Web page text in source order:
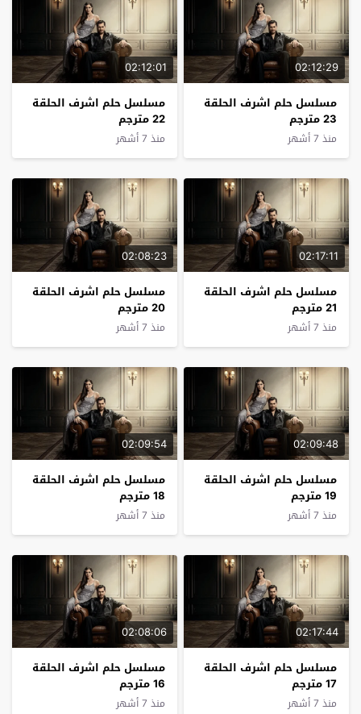
02:12:29
مسلسل حلم اشرف الحلقة
23 مترجم
منذ 7 أشهر
02:12:01
مسلسل حلم اشرف الحلقة
22 مترجم
منذ 7 أشهر
02:17:11
مسلسل حلم اشرف الحلقة
21 مترجم
منذ 7 أشهر
02:08:23
مسلسل حلم اشرف الحلقة
20 مترجم
منذ 7 أشهر
02:09:48
مسلسل حلم اشرف الحلقة
19 مترجم
منذ 7 أشهر
02:09:54
مسلسل حلم اشرف الحلقة
18 مترجم
منذ 7 أشهر
02:17:44
مسلسل حلم اشرف الحلقة
17 مترجم
منذ 7 أشهر
02:08:06
مسلسل حلم اشرف الحلقة
16 مترجم
منذ 7 أشهر